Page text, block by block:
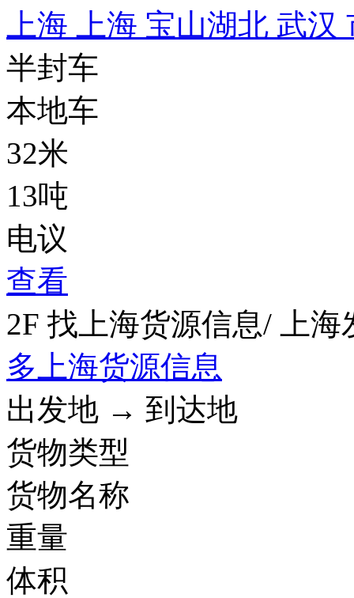
上海 上海 宝山湖北 武汉
半封车
本地车
32米
13吨
电议
查看
2F 找上海货源信息/ 上海
多上海货源信息
出发地 → 到达地
货物类型
货物名称
重量
体积